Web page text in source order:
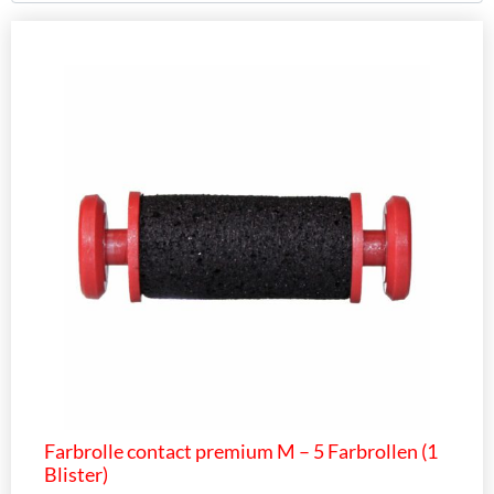
Farbrolle contact premium M – 5 Farbrollen (1
Blister)